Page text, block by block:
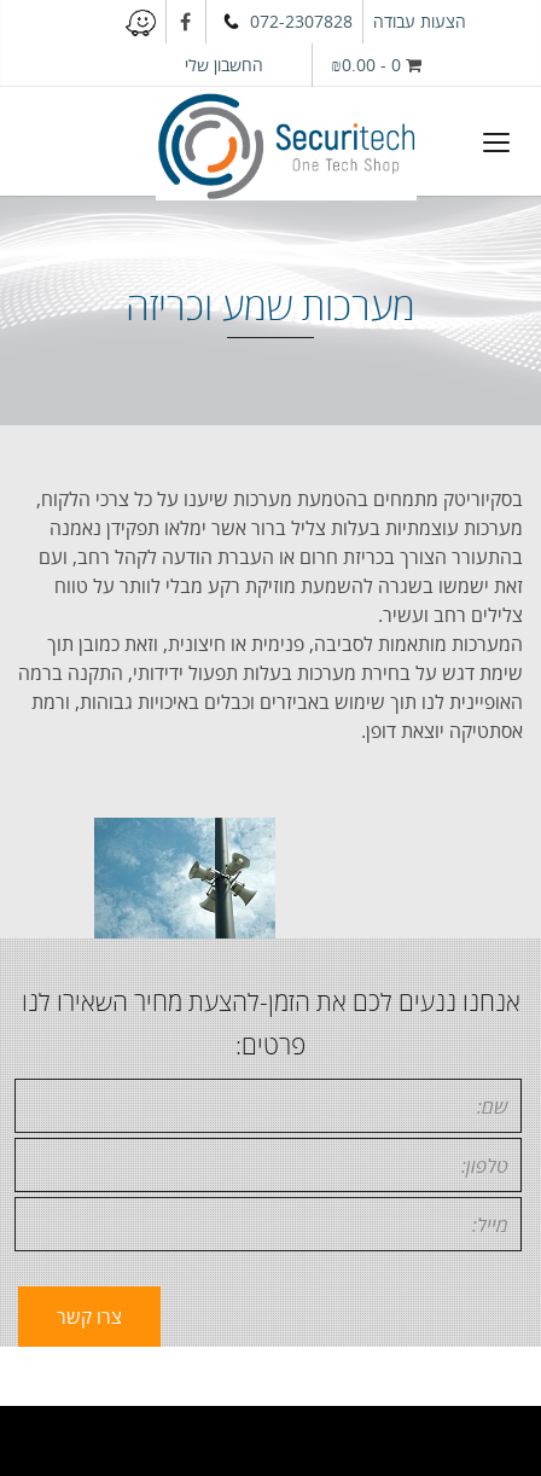
הצעות עבודה
072-2307828
0
-
₪0.00 החשבון שלי
מערכות שמע וכריזה
בסקיוריטק מתמחים בהטמעת מערכות שיענו על כל צרכי הלקוח,
מערכות עוצמתיות בעלות צליל ברור אשר ימלאו תפקידן נאמנה
בהתעורר הצורך בכריזת חרום או העברת הודעה לקהל רחב, ועם
זאת ישמשו בשגרה להשמעת מוזיקת רקע מבלי לוותר על טווח
צלילים רחב ועשיר.
המערכות מותאמות לסביבה, פנימית או חיצונית, וזאת כמובן תוך
שימת דגש על בחירת מערכות בעלות תפעול ידידותי, התקנה ברמה
האופיינית לנו תוך שימוש באביזרים וכבלים באיכויות גבוהות, ורמת
אסתטיקה יוצאת דופן.
אנחנו ננעים לכם את הזמן-להצעת מחיר השאירו לנו
פרטים: